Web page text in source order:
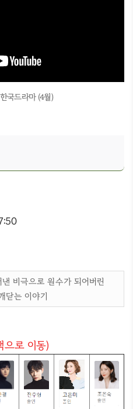
국드라마 (4월)
비극으로 원수가 되어버린
닫는 이야기
으로 이동)